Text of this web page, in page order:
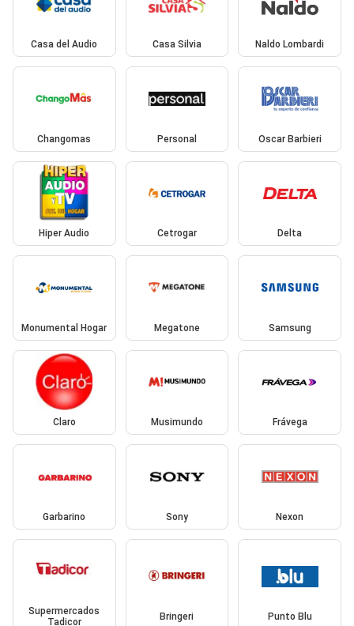
Casa del Audio Casa Silvia Naldo Lombardi
Changomas Personal Oscar Barbieri
Hiper Audio Cetrogar Delta
Monumental Hogar Megatone Samsung
Claro Musimundo Frávega
Garbarino Sony Nexon
Supermercados
Tadicor
Bringeri Punto Blu